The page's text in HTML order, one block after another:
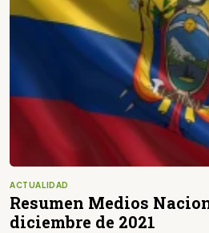
ACTUALIDAD
Resumen Medios
diciembre de 2021